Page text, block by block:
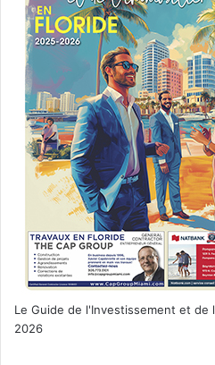
Le Guide de l'Investissement et de
2026